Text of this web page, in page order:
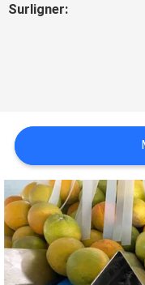
SITEMAP
POLITIQUE
DE
Surligner: